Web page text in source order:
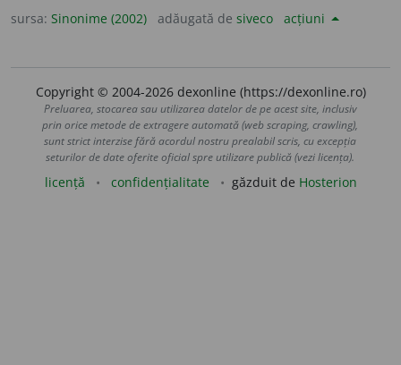
sursa: Sinonime (2002) adăugată de siveco acțiuni
Copyright © 2004-2026 dexonline (https://dexonline.ro)
Preluarea, stocarea sau utilizarea datelor de pe acest site, inclusiv
prin orice metode de extragere automată (web scraping, crawling),
sunt strict interzise fără acordul nostru prealabil scris, cu excepția
seturilor de date oferite oficial spre utilizare publică (vezi licența).
licență confidențialitate găzduit de Hosterion